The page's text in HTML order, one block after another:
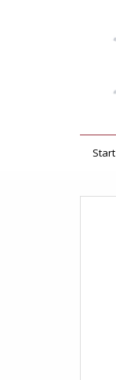
Start